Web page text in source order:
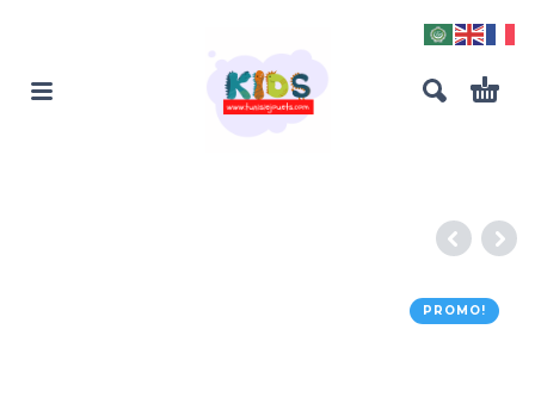
PROMO!